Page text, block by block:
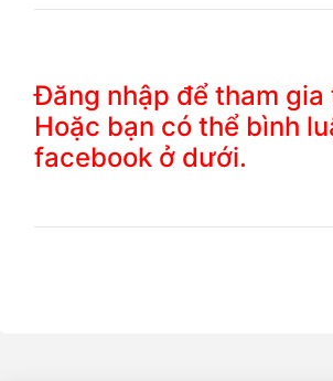
Đăng nhập để tham gia
Hoặc bạn có thể bình
facebook ở dưới.